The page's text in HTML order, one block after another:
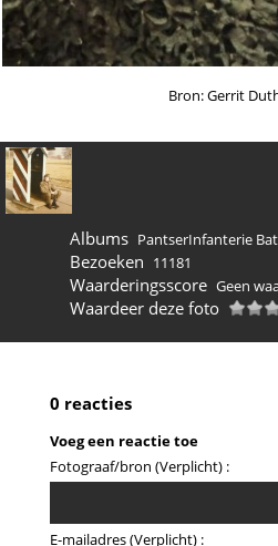
Bron: Gerrit
Albums PantserInfanterie
Bezoeken 11181
Waarderingsscore Geen
Waardeer deze foto
0 reacties
Voeg een reactie toe
Fotograaf/bron (Verplicht) :
E-mailadres (Verplicht) :